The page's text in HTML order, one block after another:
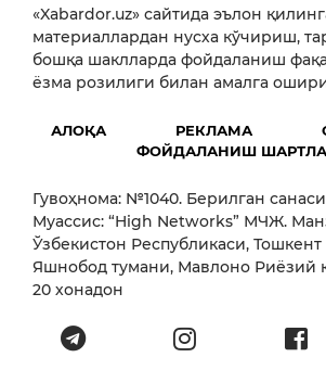
«Xabardor.uz» сайтида эълон
материаллардан нусха кўчириш,
бошқа шаклларда фойдаланиш
ёзма розилиги билан амалга
АЛОҚА РЕКЛАМА
ФОЙДАЛАНИШ
Гувоҳнома: №1040. Берилган
Муассис: “High Networks” МЧЖ.
Ўзбекистон Республикаси,
Яшнобод тумани, Мавлоно Риёзий
20 хонадон